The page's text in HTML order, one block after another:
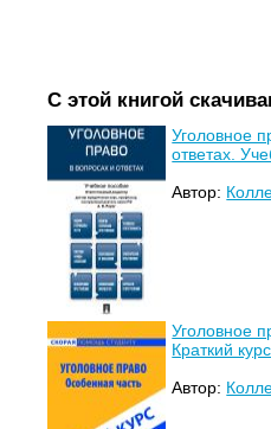
С этой книгой
Уголовное
ответах.
Автор:
Уголовное
Краткий курс
Автор: